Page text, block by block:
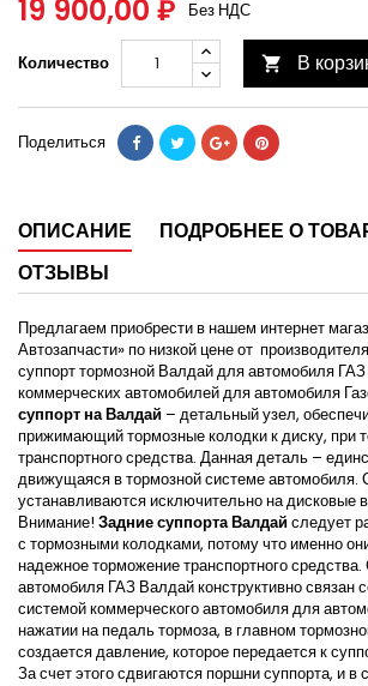
19 900,00 ₽ Без НДС
Количество  В
Поделиться
ОПИСАНИЕ
ПОДРОБНЕЕ О
ОТЗЫВЫ
Предлагаем приобрести в нашем интернет
Автозапчасти» по низкой цене от
суппорт тормозной Валдай для автомобиля
коммерческих автомобилей для автомобиля
суппорт на Валдай – детальный узел,
прижимающий тормозные колодки к диску, при
транспортного средства. Данная деталь –
движущаяся в тормозной системе автомобиля.
устанавливаются исключительно на дисковые
Внимание! Задние суппорта Валдайследует
с тормозными колодками, потому что именно
надежное торможение транспортного
автомобиля ГАЗ Валдай конструктивно связан
системой коммерческого автомобиля для
нажатии на педаль тормоза, в главном
создается давление, которое передается к
За счет этого сдвигаются поршни суппорта, и в